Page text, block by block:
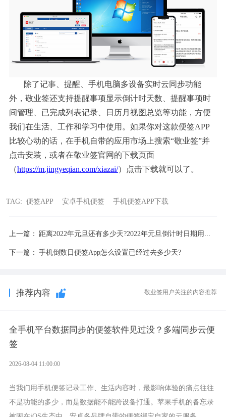
除了记事、提醒、手机电脑多设备实时云同步功能
外，敬业签还支持提醒事项显示倒计时天数、提醒事项时
间管理、已完成列表记录、日历月视图总览等功能，方便
我们在生活、工作和学习中使用。如果你对这款便签APP
比较心动的话，在手机自带的应用市场上搜索“敬业签”并
点击安装，或者在敬业签官网的下载页面
（https://m.jingyeqian.com/xiazai/）点击下载就可以了。
TAG: 便签APP 安卓手机便签 手机便签APP下载
上一篇： 距离2022年元旦还有多少天?2022年元旦倒计时日期用便签显示
下一篇： 手机倒数日便签App怎么设置已经过去多少天?
推荐内容 敬业签用户关注的内容推荐
全手机平台数据同步的便签软件见过没？多端同步云便
签
2026-08-04 11:00:00
当我们用手机便签记录工作、生活内容时，最影响体验的痛点往往
不是功能的多少，而是数据能不能跨设备打通。苹果手机的备忘录